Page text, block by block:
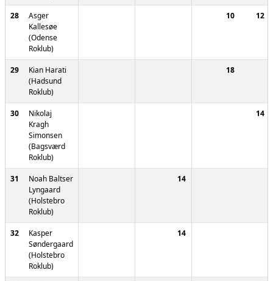
28
Asger
Kallesøe
(Odense
Roklub)
10 12
29
Kian Harati
(Hadsund
Roklub)
18
30
Nikolaj
Kragh
Simonsen
(Bagsværd
Roklub)
14
31
Noah Baltser
Lyngaard
(Holstebro
Roklub)
14
32
Kasper
Søndergaard
(Holstebro
Roklub)
14